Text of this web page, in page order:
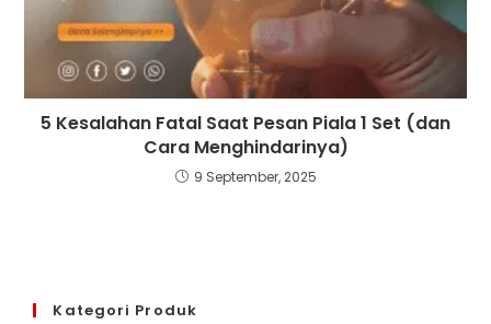
5 Kesalahan Fatal Saat Pesan Piala 1 Set (dan
Cara Menghindarinya)
9 September, 2025
Kategori Produk